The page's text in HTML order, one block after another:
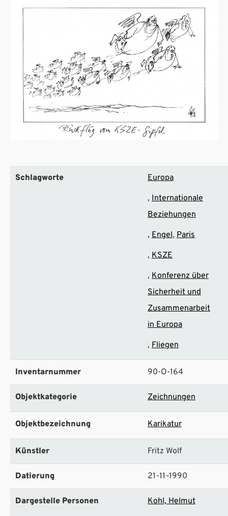
Schlagworte
Europa
Internationale
Beziehungen
Engel Paris
KSZE
Konferenz über
Sicherheit und
Zusammenarbeit
in Europa
Fliegen
Inventarnummer 90-O-164
Objektkategorie Zeichnungen
Objektbezeichnung Karikatur
Künstler Fritz Wolf
Datierung 21-11-1990
Dargestelle Personen
Kohl, Helmut